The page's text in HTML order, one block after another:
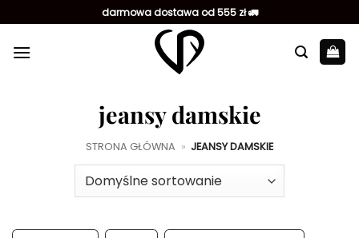
do
zawartości
darmowa dostawa od 555 zł 🚛
jeansy damskie
STRONA GŁÓWNA » JEANSY DAMSKIE